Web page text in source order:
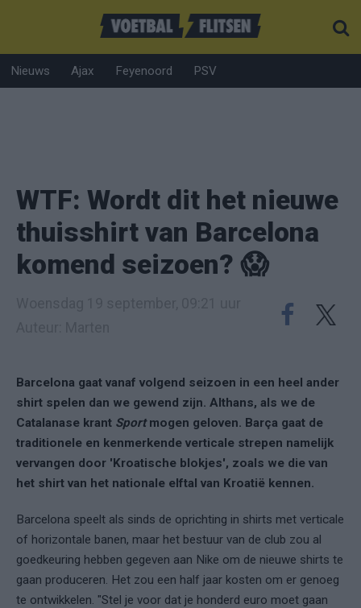
Nieuws Ajax Feyenoord PSV
WTF: Wordt dit het nieuwe
thuisshirt van Barcelona
komend seizoen? 😱
Barcelona gaat vanaf volgend seizoen in een heel ander
shirt spelen dan we gewend zijn. Althans, als we de
Catalanase krant Sportmogen geloven. Barça gaat de
traditionele en kenmerkende verticale strepen namelijk
vervangen door 'Kroatische blokjes', zoals we die van
het shirt van het nationale elftal van Kroatië kennen.
Barcelona speelt als sinds de oprichting in shirts met verticale
of horizontale banen, maar het bestuur van de club zou al
goedkeuring hebben gegeven aan Nike om de nieuwe shirts te
gaan produceren. Het zou een half jaar kosten om er genoeg
te ontwikkelen. "Stel je voor dat je honderd euro moet gaan